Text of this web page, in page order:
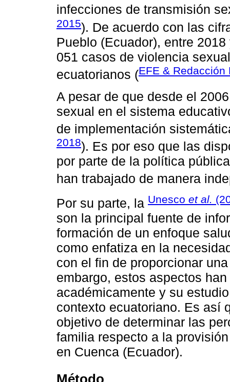
infecciones de transmisión
2015). De acuerdo con las
Pueblo (Ecuador), entre
051 casos de violencia
ecuatorianos (EFE & Redacción
A pesar de que desde el
sexual en el sistema
de implementación
2018). Es por eso que las
por parte de la política
han trabajado de manera
Por su parte, la Unesco et al.
son la principal fuente de
formación de un enfoque
como enfatiza en la
con el fin de proporcionar
embargo, estos aspectos
académicamente y su
contexto ecuatoriano. Es así
objetivo de determinar las
familia respecto a la
en Cuenca (Ecuador).
Método